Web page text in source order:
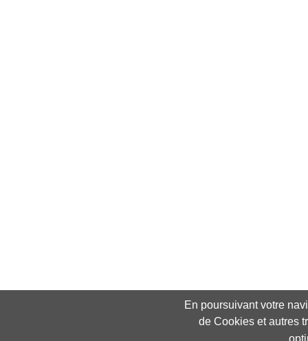
En poursuivant votre
de Cookies et autres